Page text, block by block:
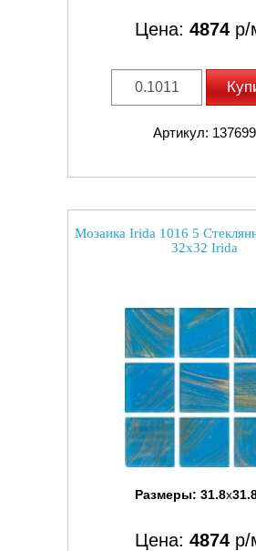
Цена: 4874 р/
Артикул: 137699
Мозаика Irida 1016 5
32x32 Irida
Размеры: 31.8x
Цена: 4874 р/